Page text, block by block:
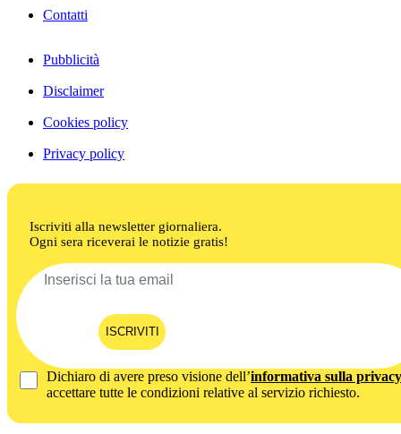
Contatti
Pubblicità
Disclaimer
Cookies policy
Privacy policy
Iscriviti alla newsletter giornaliera.
Ogni sera riceverai le notizie gratis!
ISCRIVITI
Dichiaro di avere preso visione dell’informativa sulla privacy
accettare tutte le condizioni relative al servizio richiesto.